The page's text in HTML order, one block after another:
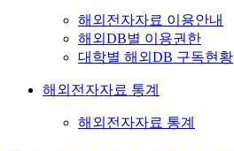
해외전자자료 이용안내
해외DB별 이용권한
대학별 해외DB 구독현황
해외전자자료 통계
해외전자자료 통계